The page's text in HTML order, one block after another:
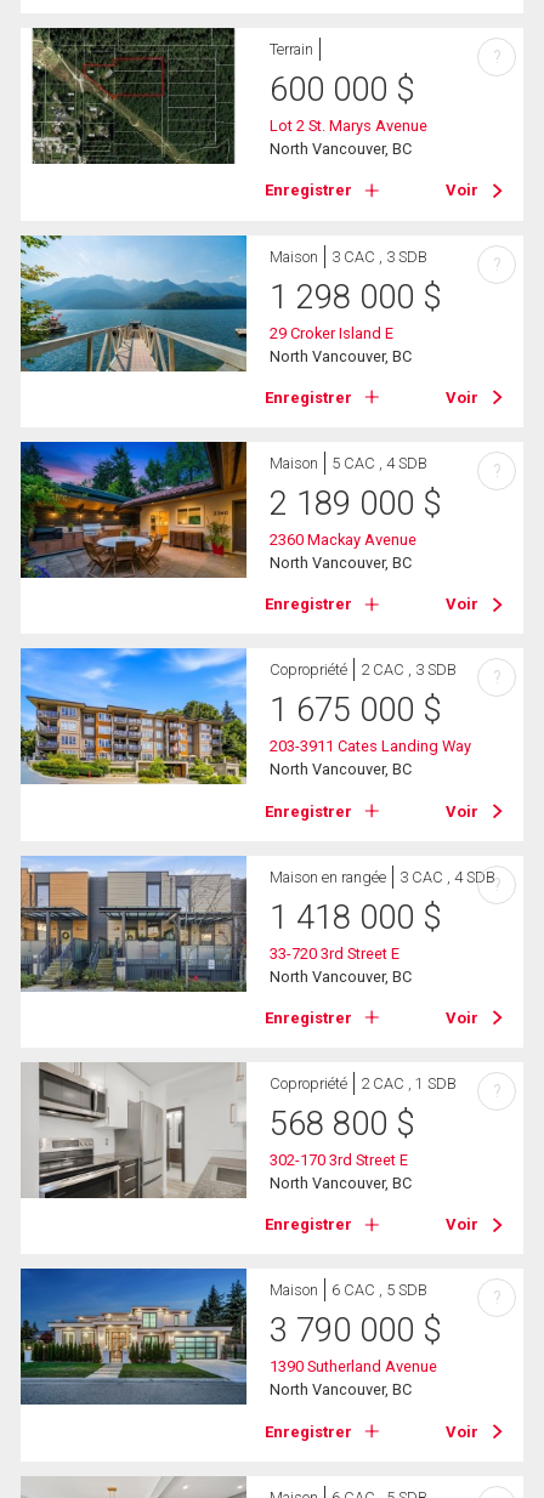
Terrain
600 000 $
Lot 2 St. Marys Avenue
North Vancouver, BC
Enregistrer Voir
?
Maison 3 CAC , 3 SDB
1 298 000 $
29 Croker Island E
North Vancouver, BC
Enregistrer Voir
?
Maison 5 CAC , 4 SDB
2 189 000 $
2360 Mackay Avenue
North Vancouver, BC
Enregistrer Voir
?
Copropriété 2 CAC , 3 SDB
1 675 000 $
203-3911 Cates Landing Way
North Vancouver, BC
Enregistrer Voir
?
Maison en rangée 3 CAC , 4 SDB
1 418 000 $
33-720 3rd Street E
North Vancouver, BC
Enregistrer Voir
?
Copropriété 2 CAC , 1 SDB
568 800 $
302-170 3rd Street E
North Vancouver, BC
Enregistrer Voir
?
Maison 6 CAC , 5 SDB
3 790 000 $
1390 Sutherland Avenue
North Vancouver, BC
Enregistrer Voir
?